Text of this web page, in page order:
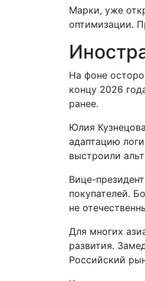
Марки, уже
оптимизации.
На фоне
концу 2026
ранее.
Юлия
адаптацию
выстроили
Вице-
покупателей.
не
Для многих
развития.
Российский